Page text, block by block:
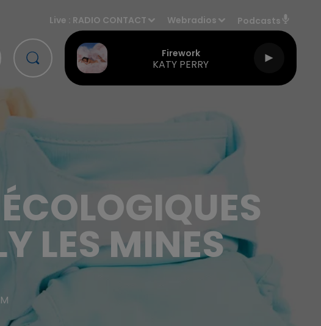
Live : RADIO CONTACT Webradios Podcasts
Firework
KATY PERRY
LES MINES